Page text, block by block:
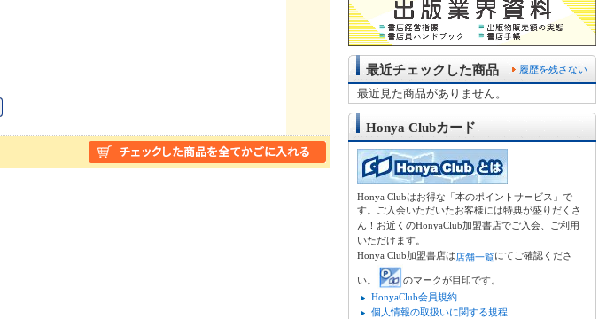
履歴を残さない
最近チェックした商品
最近見た商品がありません。
Honya Clubカード
Honya Clubはお得な「本のポイントサービス」で
す。ご入会いただいたお客様には特典が盛りだくさ
ん！お近くのHonyaClub加盟書店でご入会、ご利用
いただけます。
Honya Club加盟書店は店舗一覧にてご確認くださ
い。
のマークが目印です。
HonyaClub会員規約
個人情報の取扱いに関する規程